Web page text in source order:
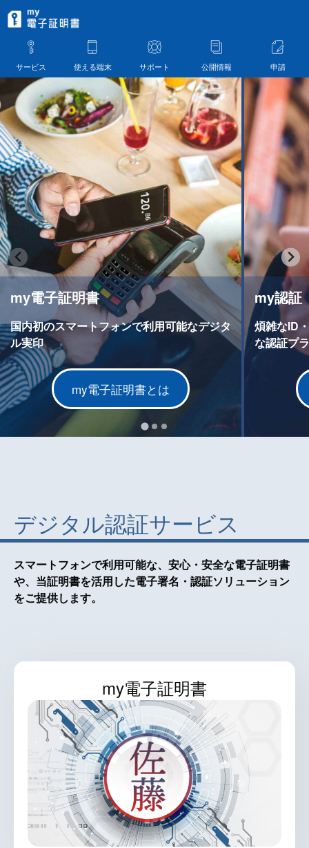
サービス 使える端末 サポート 公開情報 申請
my電子証明書
国内初のスマートフォンで利用可能なデジタ
ル実印
my電子証明書とは
my認証
煩雑なID
な認証プ
デジタル認証サービス
スマートフォンで利用可能な、安心・安全な電子証明書
や、当証明書を活用した電子署名・認証ソリューション
をご提供します。
my電子証明書